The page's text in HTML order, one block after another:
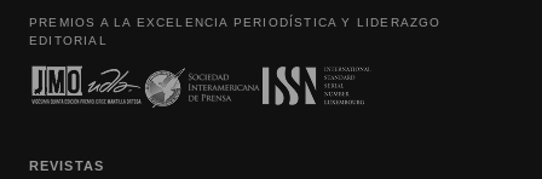
PREMIOS A LA EXCELENCIA PERIODÍSTICA Y LIDERAZGO
EDITORIAL
REVISTAS